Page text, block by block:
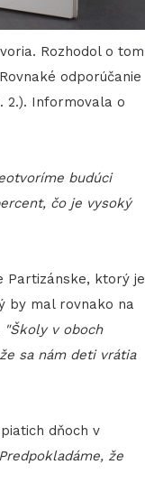
Rozhodol o tom
odporúčanie
2.). Informovala o
budúci
čo je vysoký
Partizánske, ktorý je
by mal rovnako na
"Školy v oboch
sa nám deti vrátia
dňoch v
že